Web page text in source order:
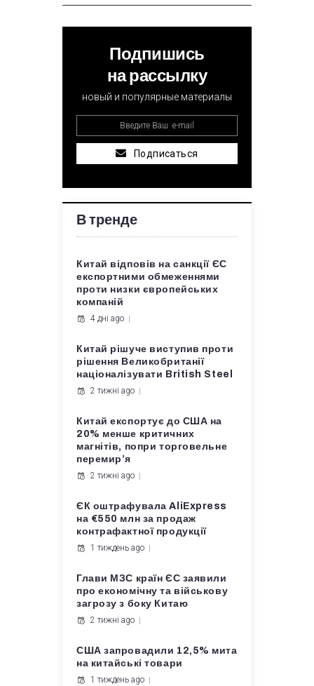
Подпишись
на рассылку
новый и популярные материалы
Подписаться
В тренде
Китай відповів на санкції ЄС
експортними обмеженнями
проти низки європейських
компаній
4 дні ago
Китай рішуче виступив проти
рішення Великобританії
націоналізувати British Steel
2 тижні ago
Китай експортує до США на
20% менше критичних
магнітів, попри торговельне
перемир’я
2 тижні ago
ЄК оштрафувала AliExpress
на €550 млн за продаж
контрафактної продукції
1 тиждень ago
Глави МЗС країн ЄС заявили
про економічну та військову
загрозу з боку Китаю
2 тижні ago
США запровадили 12,5% мита
на китайські товари
1 тиждень ago